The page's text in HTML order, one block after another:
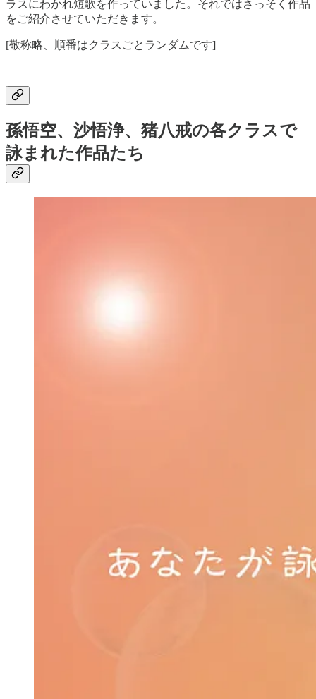
ラスにわかれ短歌を作っていました。それではさっそく作品
をご紹介させていただきます。
[敬称略、順番はクラスごとランダムです]
孫悟空、沙悟浄、猪八戒の各クラスで
詠まれた作品たち